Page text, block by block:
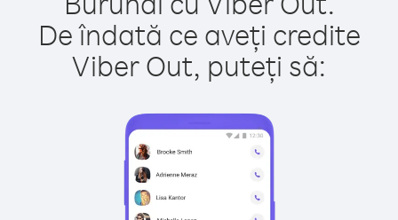
De îndată ce aveți credite
Viber Out, puteți să: